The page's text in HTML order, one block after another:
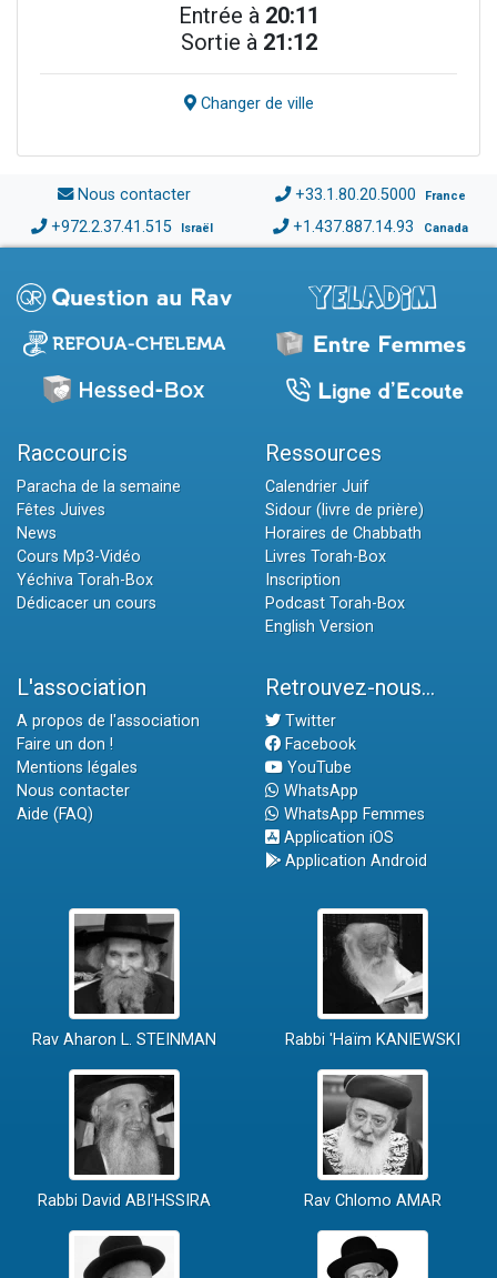
Entrée à 20:11
Sortie à 21:12
Changer de ville
Nous contacter +33.1.80.20.5000 France
+972.2.37.41.515 Israël +1.437.887.14.93 Canada
Raccourcis
Paracha de la semaine
Fêtes Juives
News
Cours Mp3-Vidéo
Yéchiva Torah-Box
Dédicacer un cours
Ressources
Calendrier Juif
Sidour (livre de prière)
Horaires de Chabbath
Livres Torah-Box
Inscription
Podcast Torah-Box
English Version
L'association
A propos de l'association
Faire un don !
Mentions légales
Nous contacter
Aide (FAQ)
Retrouvez-nous...
Twitter
Facebook
YouTube
WhatsApp
WhatsApp Femmes
Application iOS
Application Android
Rav Aharon L. STEINMAN Rabbi 'Haïm KANIEWSKI
Rabbi David ABI'HSSIRA Rav Chlomo AMAR